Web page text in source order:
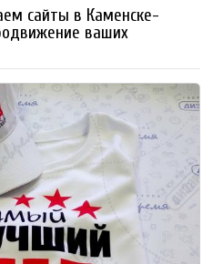
сайты в Каменске-
ваших